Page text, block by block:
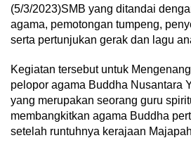
(5/3/2023)SMB yang ditandai
agama, pemotongan tumpeng,
serta pertunjukan gerak dan lagu
Kegiatan tersebut untuk
pelopor agama Buddha Nusantara
yang merupakan seorang guru
membangkitkan agama Buddha
setelah runtuhnya kerajaan